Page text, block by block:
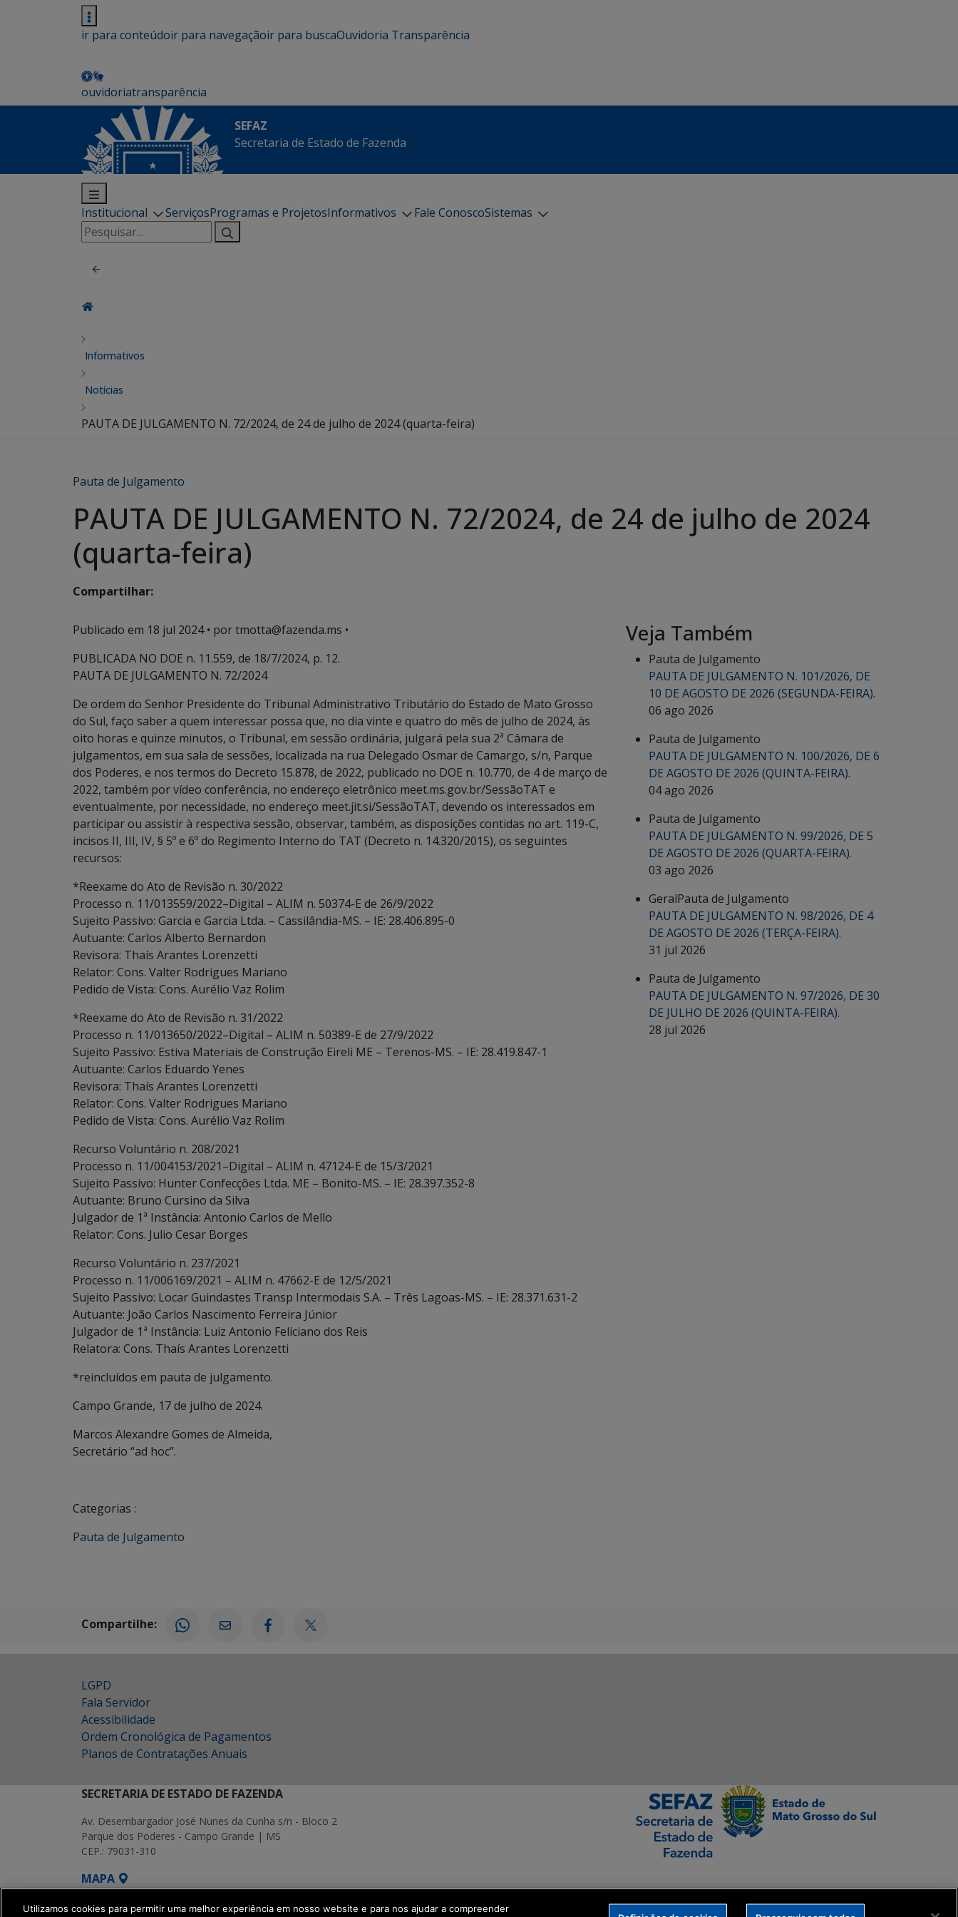
ir para conteúdoir para navegaçãoir para buscaOuvidoria Transparência
ouvidoriatransparência
SEFAZ
Secretaria de Estado de Fazenda
Institucional ServiçosProgramas e ProjetosInformativos Fale ConoscoSistemas
Pesquisar
por:
Informativos
Notícias
PAUTA DE JULGAMENTO N. 72/2024, de 24 de julho de 2024 (quarta-feira)
Pauta de Julgamento
PAUTA DE JULGAMENTO N. 72/2024, de 24 de julho de 2024
(quarta-feira)
Compartilhar:
Publicado em 18 jul 2024• por tmotta@fazenda.ms •
PUBLICADA NO DOE n. 11.559, de 18/7/2024, p. 12.
PAUTA DE JULGAMENTO N. 72/2024
De ordem do Senhor Presidente do Tribunal Administrativo Tributário do Estado de Mato Grosso
do Sul, faço saber a quem interessar possa que, no dia vinte e quatro do mês de julho de 2024, às
oito horas e quinze minutos, o Tribunal, em sessão ordinária, julgará pela sua 2ª Câmara de
julgamentos, em sua sala de sessões, localizada na rua Delegado Osmar de Camargo, s/n, Parque
dos Poderes, e nos termos do Decreto 15.878, de 2022, publicado no DOE n. 10.770, de 4 de março de
2022, também por vídeo conferência, no endereço eletrônico meet.ms.gov.br/SessãoTAT e
eventualmente, por necessidade, no endereço meet.jit.si/SessãoTAT, devendo os interessados em
participar ou assistir à respectiva sessão, observar, também, as disposições contidas no art. 119-C,
incisos II, III, IV, § 5º e 6º do Regimento Interno do TAT (Decreto n. 14.320/2015), os seguintes
recursos:
*Reexame do Ato de Revisão n. 30/2022
Processo n. 11/013559/2022–Digital – ALIM n. 50374-E de 26/9/2022
Sujeito Passivo: Garcia e Garcia Ltda. – Cassilândia-MS. – IE: 28.406.895-0
Autuante: Carlos Alberto Bernardon
Revisora: Thaís Arantes Lorenzetti
Relator: Cons. Valter Rodrigues Mariano
Pedido de Vista: Cons. Aurélio Vaz Rolim
*Reexame do Ato de Revisão n. 31/2022
Processo n. 11/013650/2022–Digital – ALIM n. 50389-E de 27/9/2022
Sujeito Passivo: Estiva Materiais de Construção Eireli ME – Terenos-MS. – IE: 28.419.847-1
Autuante: Carlos Eduardo Yenes
Revisora: Thaís Arantes Lorenzetti
Relator: Cons. Valter Rodrigues Mariano
Pedido de Vista: Cons. Aurélio Vaz Rolim
Recurso Voluntário n. 208/2021
Processo n. 11/004153/2021–Digital – ALIM n. 47124-E de 15/3/2021
Sujeito Passivo: Hunter Confecções Ltda. ME – Bonito-MS. – IE: 28.397.352-8
Autuante: Bruno Cursino da Silva
Julgador de 1ª Instância: Antonio Carlos de Mello
Relator: Cons. Julio Cesar Borges
Recurso Voluntário n. 237/2021
Processo n. 11/006169/2021 – ALIM n. 47662-E de 12/5/2021
Sujeito Passivo: Locar Guindastes Transp Intermodais S.A. – Três Lagoas-MS. – IE: 28.371.631-2
Autuante: João Carlos Nascimento Ferreira Júnior
Julgador de 1ª Instância: Luiz Antonio Feliciano dos Reis
Relatora: Cons. Thaís Arantes Lorenzetti
*reincluídos em pauta de julgamento.
Campo Grande, 17 de julho de 2024.
Marcos Alexandre Gomes de Almeida,
Secretário “ad hoc”.
Categorias :
Pauta de Julgamento
Veja Também
Pauta de Julgamento
PAUTA DE JULGAMENTO N. 101/2026, DE
10 DE AGOSTO DE 2026 (SEGUNDA-FEIRA).
06 ago 2026
Pauta de Julgamento
PAUTA DE JULGAMENTO N. 100/2026, DE 6
DE AGOSTO DE 2026 (QUINTA-FEIRA).
04 ago 2026
Pauta de Julgamento
PAUTA DE JULGAMENTO N. 99/2026, DE 5
DE AGOSTO DE 2026 (QUARTA-FEIRA).
03 ago 2026
GeralPauta de Julgamento
PAUTA DE JULGAMENTO N. 98/2026, DE 4
DE AGOSTO DE 2026 (TERÇA-FEIRA).
31 jul 2026
Pauta de Julgamento
PAUTA DE JULGAMENTO N. 97/2026, DE 30
DE JULHO DE 2026 (QUINTA-FEIRA).
28 jul 2026
Compartilhe:
LGPD
Fala Servidor
Acessibilidade
Ordem Cronológica de Pagamentos
Planos de Contratações Anuais
SECRETARIA DE ESTADO DE FAZENDA
Av. Desembargador José Nunes da Cunha s/n - Bloco 2
Parque dos Poderes - Campo Grande | MS
CEP.: 79031-310
MAPA
SETDIG | Secretaria-Executiva de Transformação Digital
Utilizamos cookies para permitir uma melhor experiência em nosso website e para nos ajudar a compreender